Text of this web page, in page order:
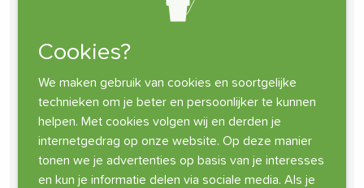
Cookies?
We maken gebruik van cookies en soortgelijke
technieken om je beter en persoonlijker te kunnen
helpen. Met cookies volgen wij en derden je
internetgedrag op onze website. Op deze manier
tonen we je advertenties op basis van je interesses
en kun je informatie delen via sociale media. Als je